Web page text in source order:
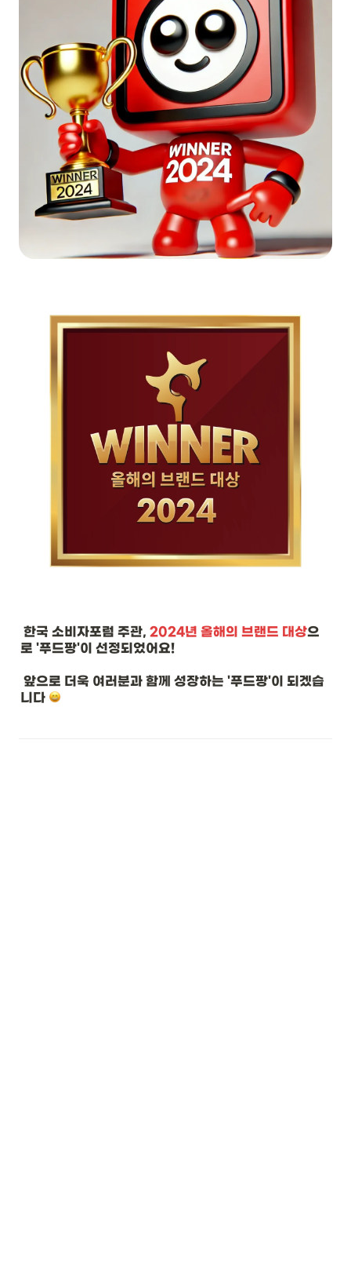
한국 소비자포럼 주관, 2024년 올해의 브랜드 대상으
로 '푸드팡'이 선정되었어요!
니다